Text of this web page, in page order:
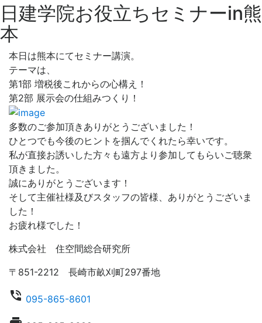
日建学院お役立ちセミナーin熊
本
本日は熊本にてセミナー講演。
テーマは、
第1部 増税後これからの心構え！
第2部 展示会の仕組みつくり！
多数のご参加頂きありがとうございました！
ひとつでも今後のヒントを掴んでくれたら幸いです。
私が直接お誘いした方々も遠方より参加してもらいご聴衆
頂きました。
誠にありがとうございます！
そして主催社様及びスタッフの皆様、ありがとうございま
した！
お疲れ様でした！
株式会社 住空間総合研究所
〒851-2212 長崎市畝刈町297番地
phone_in_talk 095-865-8601